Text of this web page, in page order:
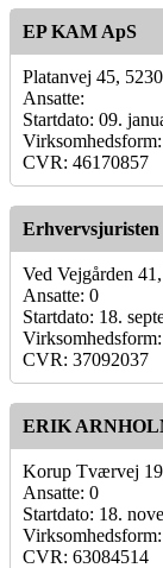
EP KAM ApS
Platanvej 45,
Ansatte:
Startdato: 09.
CVR: 46170857
Erhvervsjuristen
Ved Vejgården
Ansatte: 0
Startdato: 18.
CVR: 37092037
ERIK
Korup Tværvej
Ansatte: 0
Startdato: 18.
CVR: 63084514